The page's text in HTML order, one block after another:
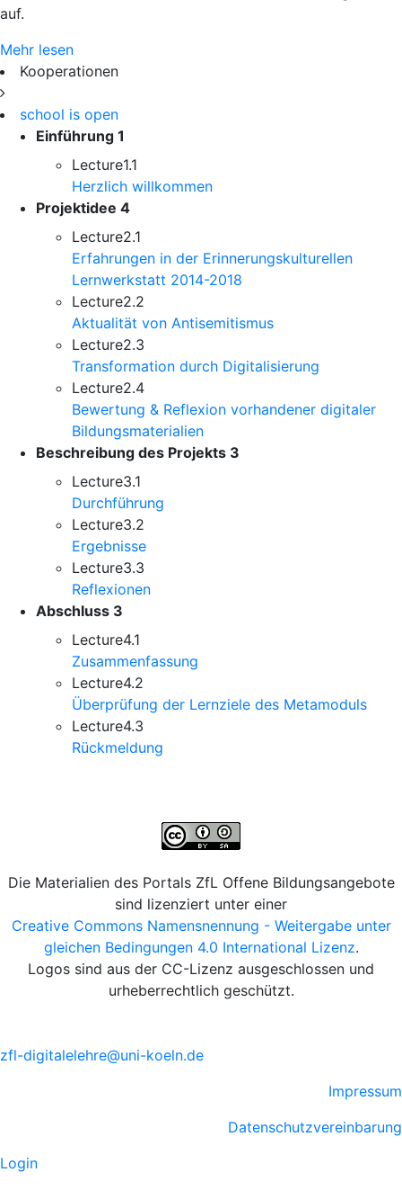
auf.
Mehr lesen
Kooperationen
school is open
Einführung 1
Lecture1.1
Herzlich willkommen
Projektidee 4
Lecture2.1
Erfahrungen in der Erinnerungskulturellen
Lernwerkstatt 2014-2018
Lecture2.2
Aktualität von Antisemitismus
Lecture2.3
Transformation durch Digitalisierung
Lecture2.4
Bewertung & Reflexion vorhandener digitaler
Bildungsmaterialien
Beschreibung des Projekts 3
Lecture3.1
Durchführung
Lecture3.2
Ergebnisse
Lecture3.3
Reflexionen
Abschluss 3
Lecture4.1
Zusammenfassung
Lecture4.2
Überprüfung der Lernziele des Metamoduls
Lecture4.3
Rückmeldung
Die Materialien des Portals ZfL Offene Bildungsangebote
sind lizenziert unter einer
Creative Commons Namensnennung - Weitergabe unter
gleichen Bedingungen 4.0 International Lizenz.
Logos sind aus der CC-Lizenz ausgeschlossen und
urheberrechtlich geschützt.
zfl-digitalelehre@uni-koeln.de
Impressum
Datenschutzvereinbarung
Login